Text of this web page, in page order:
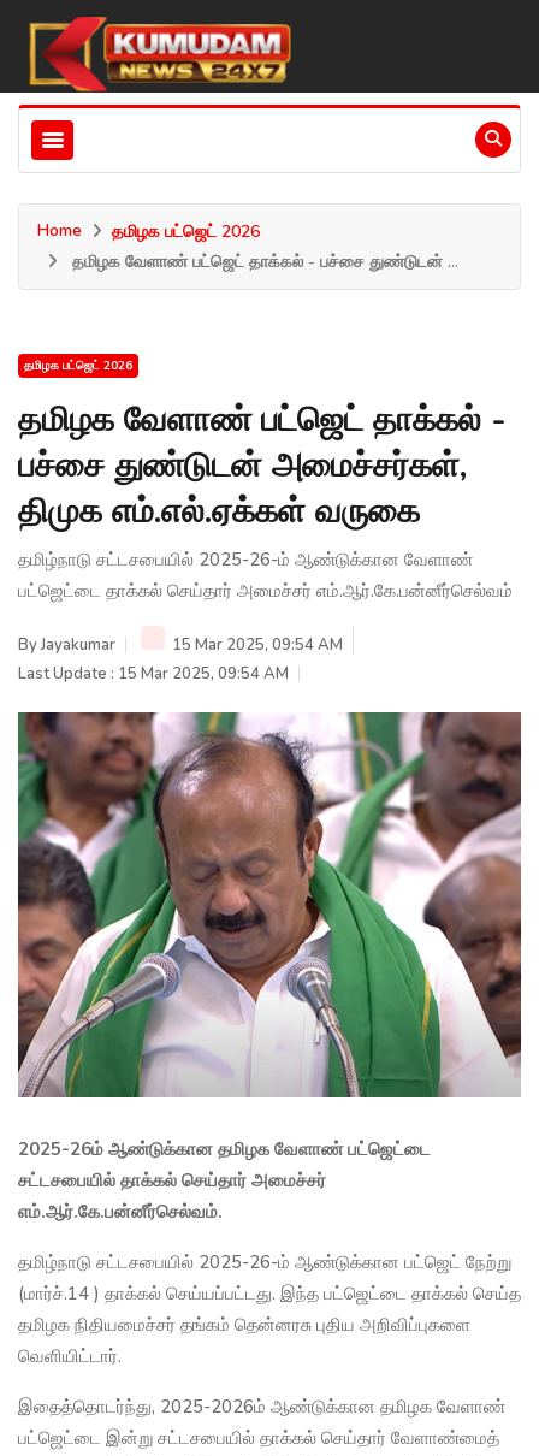
Home
தமிழக பட்ஜெட் 2026
தமிழக வேளாண் பட்ஜெட் தாக்கல் - பச்சை துண்டுடன் ...
தமிழக பட்ஜெட் 2026
தமிழக வேளாண் பட்ஜெட் தாக்கல் -
பச்சை துண்டுடன் அமைச்சர்கள்,
திமுக எம்.எல்.ஏக்கள் வருகை
தமிழ்நாடு சட்டசபையில் 2025-26-ம் ஆண்டுக்கான வேளாண்
பட்ஜெட்டை தாக்கல் செய்தார் அமைச்சர் எம்.ஆர்.கே.பன்னீர்செல்வம்
ByJayakumar
15 Mar 2025, 09:54 AM
Last Update : 15 Mar 2025, 09:54 AM
2025-26ம் ஆண்டுக்கான தமிழக வேளாண் பட்ஜெட்டை
சட்டசபையில் தாக்கல் செய்தார் அமைச்சர்
எம்.ஆர்.கே.பன்னீர்செல்வம்.
தமிழ்நாடு சட்டசபையில் 2025-26-ம் ஆண்டுக்கான பட்ஜெட் நேற்று
(மார்ச்.14 ) தாக்கல் செய்யப்பட்டது. இந்த பட்ஜெட்டை தாக்கல் செய்த
தமிழக நிதியமைச்சர் தங்கம் தென்னரசு புதிய அறிவிப்புகளை
வெளியிட்டார்.
இதைத்தொடர்ந்து, 2025-2026ம் ஆண்டுக்கான தமிழக வேளாண்
பட்ஜெட்டை இன்று சட்டசபையில் தாக்கல் செய்தார் வேளாண்மைத்